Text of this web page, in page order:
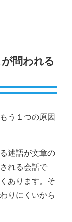
問われる
う１つの原因
述語が文章の
れる会話で
あります。そ
りにくいから